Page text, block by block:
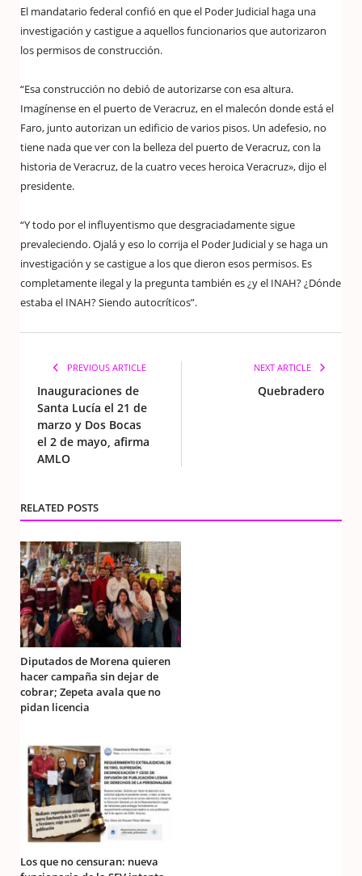
El mandatario federal confió en que el Poder Judicial haga una
investigación y castigue a aquellos funcionarios que autorizaron
los permisos de construcción.
“Esa construcción no debió de autorizarse con esa altura.
Imagínense en el puerto de Veracruz, en el malecón donde está el
Faro, junto autorizan un edificio de varios pisos. Un adefesio, no
tiene nada que ver con la belleza del puerto de Veracruz, con la
historia de Veracruz, de la cuatro veces heroica Veracruz», dijo el
presidente.
“Y todo por el influyentismo que desgraciadamente sigue
prevaleciendo. Ojalá y eso lo corrija el Poder Judicial y se haga un
investigación y se castigue a los que dieron esos permisos. Es
completamente ilegal y la pregunta también es ¿y el INAH? ¿Dónde
estaba el INAH? Siendo autocríticos”.
PREVIOUS ARTICLE
Inauguraciones de
Santa Lucía el 21 de
marzo y Dos Bocas
el 2 de mayo, afirma
AMLO
NEXT ARTICLE
Quebradero
RELATED POSTS
Diputados de Morena quieren
hacer campaña sin dejar de
cobrar; Zepeta avala que no
pidan licencia
Los que no censuran: nueva